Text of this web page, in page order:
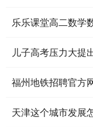
乐乐课堂高二数学
儿子高考压力大提
福州地铁招聘官方
天津这个城市发展